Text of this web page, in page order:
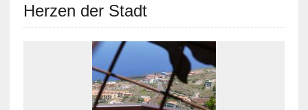
Herzen der Stadt